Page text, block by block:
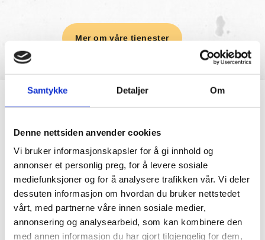
Samtykke Detaljer Om
Denne nettsiden anvender cookies
Vi bruker informasjonskapsler for å gi innhold og
annonser et personlig preg, for å levere sosiale
mediefunksjoner og for å analysere trafikken vår. Vi deler
dessuten informasjon om hvordan du bruker nettstedet
vårt, med partnerne våre innen sosiale medier,
annonsering og analysearbeid, som kan kombinere den
med annen informasjon du har gjort tilgjengelig for dem,
Mer om våre tjenester
Hvorfor skal du velge oss?
En pålitelig samarbeidspartner
Vi vet hvor viktig det er for våre kunder å ha en